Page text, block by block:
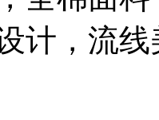
计，流